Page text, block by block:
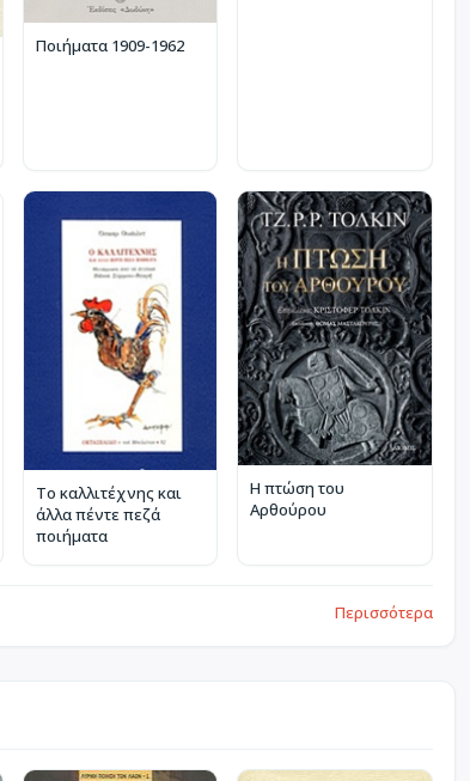
Ποιήματα 1909-1962
Το καλλιτέχνης και
άλλα πέντε πεζά
ποιήματα
Η πτώση του
Αρθούρου
Περισσότερα